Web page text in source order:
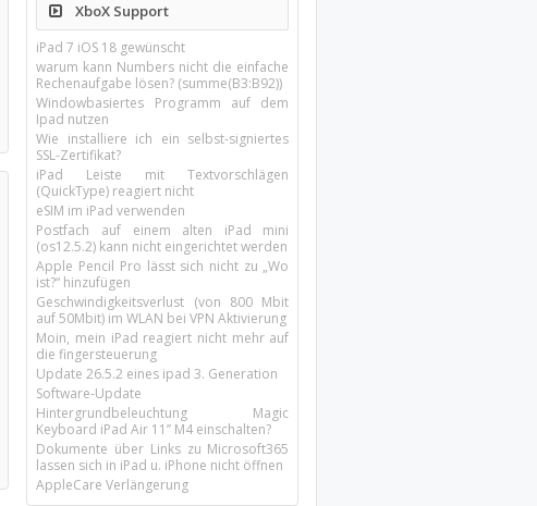
XboX Support
iPad 7 iOS 18 gewünscht
warum kann Numbers nicht die einfache
Rechenaufgabe lösen? (summe(B3:B92))
Windowbasiertes Programm auf dem
Ipad nutzen
Wie installiere ich ein selbst-signiertes
SSL-Zertifikat?
iPad Leiste mit Textvorschlägen
(QuickType) reagiert nicht
eSIM im iPad verwenden
Postfach auf einem alten iPad mini
(os12.5.2) kann nicht eingerichtet werden
Apple Pencil Pro lässt sich nicht zu „Wo
ist?“ hinzufügen
Geschwindigkeitsverlust (von 800 Mbit
auf 50Mbit) im WLAN bei VPN Aktivierung
Moin, mein iPad reagiert nicht mehr auf
die fingersteuerung
Update 26.5.2 eines ipad 3. Generation
Software-Update
Hintergrundbeleuchtung Magic
Keyboard iPad Air 11’’ M4 einschalten?
Dokumente über Links zu Microsoft365
lassen sich in iPad u. iPhone nicht öffnen
AppleCare Verlängerung